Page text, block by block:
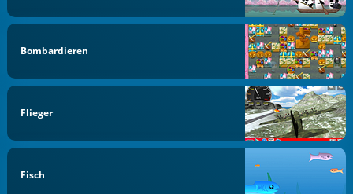
Bombardieren
Flieger
Fisch